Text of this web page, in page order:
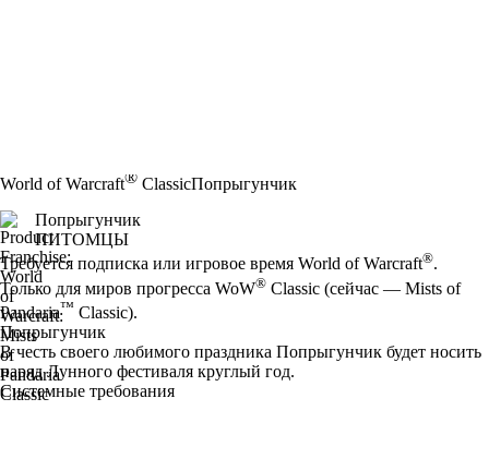
World of Warcraft® ClassicПопрыгунчик
Попрыгунчик
ПИТОМЦЫ
Цена
Available actions
Требуется подписка или игровое время World of Warcraft®.
Только для миров прогресса WoW® Classic (сейчас — Mists of
Pandaria™ Classic).
Попрыгунчик
В честь своего любимого праздника Попрыгунчик будет носить
наряд Лунного фестиваля круглый год.
Системные требования